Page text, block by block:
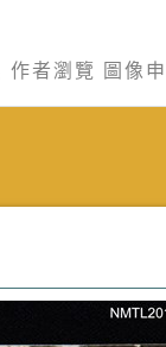
作者瀏覽 圖像